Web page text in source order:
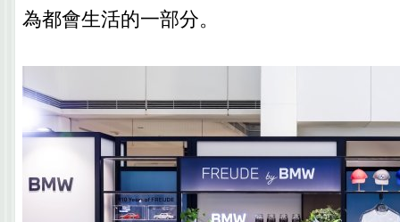
為都會生活的一部分。